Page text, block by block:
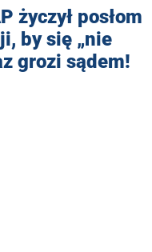
życzył posłom
by się „nie
grozi sądem!